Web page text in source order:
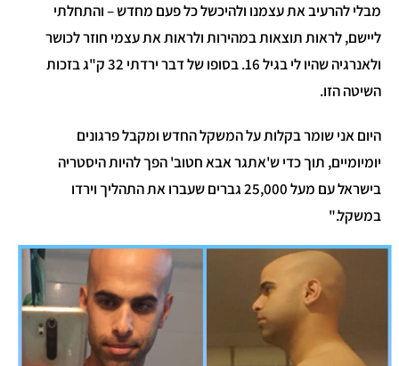
מבלי להרעיב את עצמנו ולהיכשל כל פעם מחדש – והתחלתי
ליישם, לראות תוצאות במהירות ולראות את עצמי חוזר לכושר
ולאנרגיה שהיו לי בגיל 16. בסופו של דבר ירדתי 32 ק"ג בזכות
השיטה הזו.
היום אני שומר בקלות על המשקל החדש ומקבל פרגונים
יומיומיים, תוך כדי ש'אתגר אבא חטוב' הפך להיות היסטריה
בישראל עם מעל 25,000 גברים שעברו את התהליך וירדו
במשקל."